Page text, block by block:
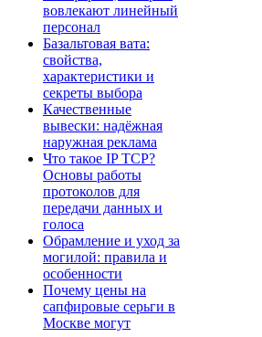
вовлекают линейный
персонал
Базальтовая вата:
свойства,
характеристики и
секреты выбора
Качественные
вывески: надёжная
наружная реклама
Что такое IP TCP?
Основы работы
протоколов для
передачи данных и
голоса
Обрамление и уход за
могилой: правила и
особенности
Почему цены на
сапфировые серьги в
Москве могут